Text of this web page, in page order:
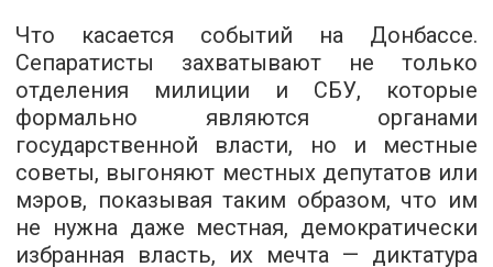
Что касается событий на Донбассе.
Сепаратисты захватывают не только
отделения милиции и СБУ, которые
формально являются органами
государственной власти, но и местные
советы, выгоняют местных депутатов или
мэров, показывая таким образом, что им
не нужна даже местная, демократически
избранная власть, их мечта — диктатура